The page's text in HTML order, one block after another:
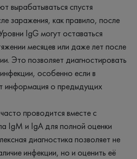
вырабатываться спустя
заражения, как правило, после
IgG могут оставаться
месяцев или даже лет после
Это позволяет диагностировать
особенно если в
информация о предыдущих
проводится вместе с
IgM и IgA для полной оценки
диагностика позволяет не
инфекции, но и оценить её